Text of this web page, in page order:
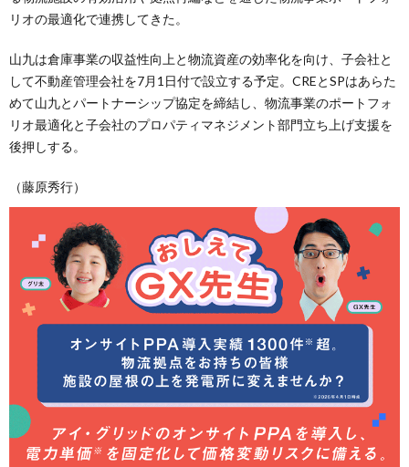
リオの最適化で連携してきた。
山九は倉庫事業の収益性向上と物流資産の効率化を向け、子会社と
して不動産管理会社を7月1日付で設立する予定。CREとSPはあらた
めて山九とパートナーシップ協定を締結し、物流事業のポートフォ
リオ最適化と子会社のプロパティマネジメント部門立ち上げ支援を
後押しする。
（藤原秀行）